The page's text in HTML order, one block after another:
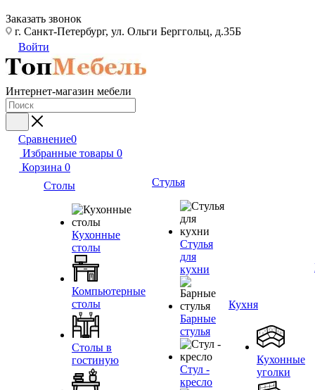
Заказать звонок
г. Санкт-Петербург, ул. Ольги Берггольц, д.35Б
Войти
Интернет-магазин мебели
Сравнение0
Избранные товары 0
Корзина 0
Столы
Кухонные
столы
Компьютерные
столы
Столы в
гостиную
Стулья
Стулья
для
кухни
Барные
стулья
Стул -
кресло
Кухня
Кухонные
уголки